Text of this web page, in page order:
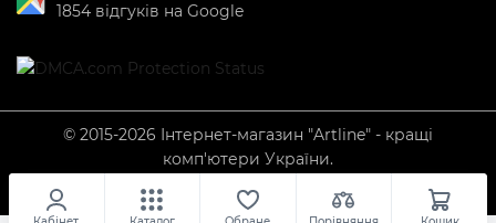
1854 відгуків на Google
© 2015-2026 Інтернет-магазин "Artline" - кращі
комп'ютери України.